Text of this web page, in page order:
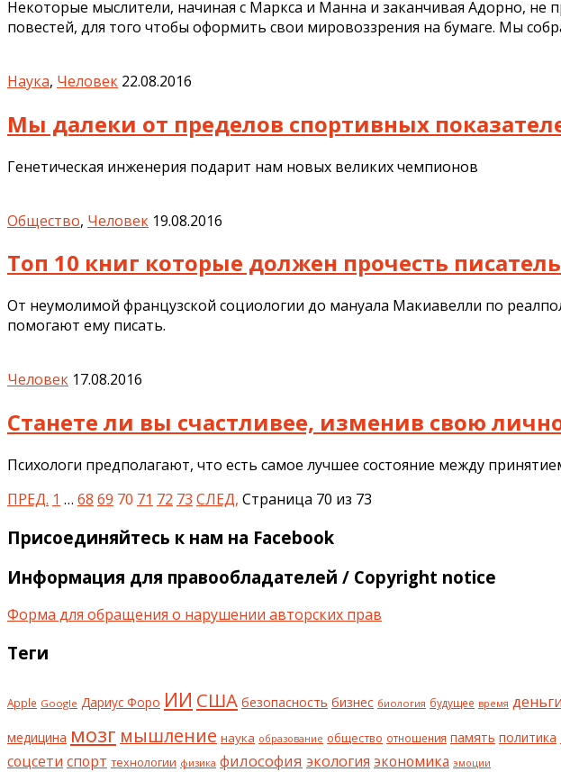
Некоторые мыслители, начиная с Маркса и Манна и заканчивая Адорно,
повестей, для того чтобы оформить свои мировоззрения на бумаге. Мы
Наука, Человек 22.08.2016
Мы далеки от пределов спортивных
Генетическая инженерия подарит нам новых великих чемпионов
Общество, Человек 19.08.2016
Топ 10 книг которые должен прочесть писатель
От неумолимой французской социологии до мануала Макиавелли по
помогают ему писать.
Человек 17.08.2016
Станете ли вы счастливее, изменив свою
Психологи предполагают, что есть самое лучшее состояние между
ПРЕД. 1 … 68 69 70 71 72 73 СЛЕД, Страница 70 из 73
Присоединяйтесь к нам на Facebook
Информация для правообладателей / Copyright notice
Форма для обращения о нарушении авторских прав
Теги
Apple Google Дариус Форо ИИ США безопасность бизнес биология будущее время деньги
медицина мозг мышление наука образование общество отношения память политика
соцсети спорт технологии физика философия экология экономика эмоции